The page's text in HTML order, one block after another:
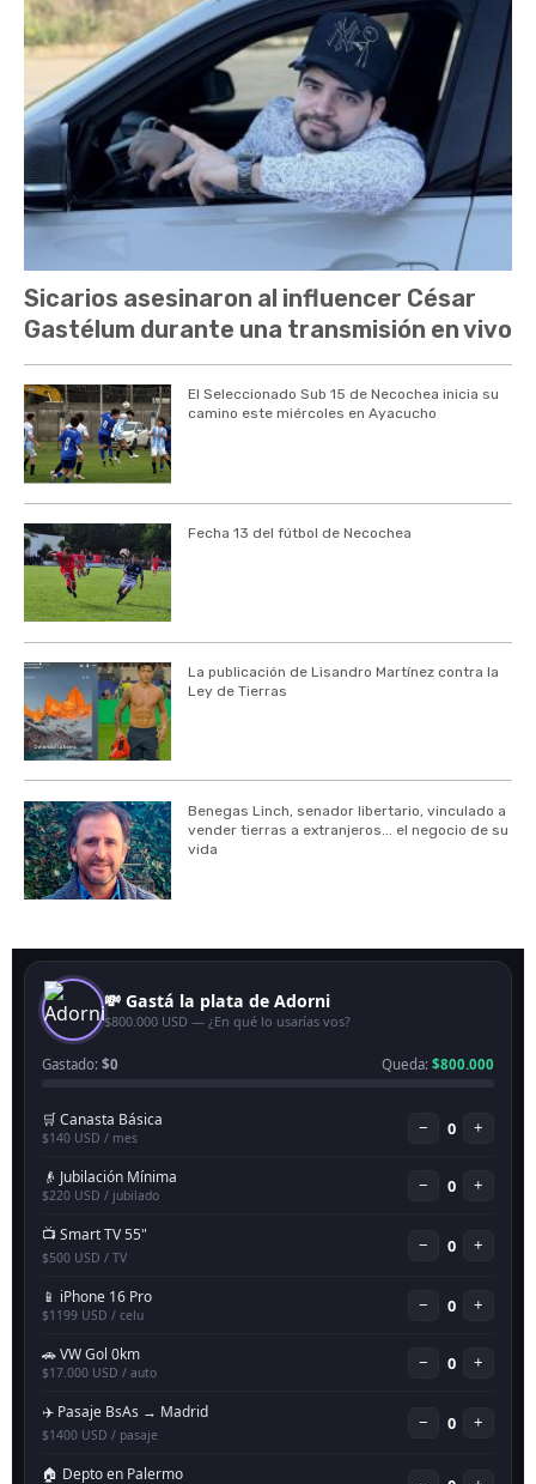
Sicarios asesinaron al influencer César
Gastélum durante una transmisión en vivo
El Seleccionado Sub 15 de Necochea inicia su
camino este miércoles en Ayacucho
Fecha 13 del fútbol de Necochea
La publicación de Lisandro Martínez contra la
Ley de Tierras
Benegas Linch, senador libertario, vinculado a
vender tierras a extranjeros... el negocio de su
vida